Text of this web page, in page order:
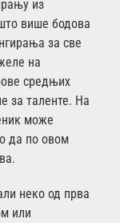
из
више бодова
за све
на
средњих
за таленте. На
може
да по овом
неко од прва
или